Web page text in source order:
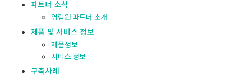
파트너 소식
영림원 파트너 소개
제품 및 서비스 정보
제품정보
서비스 정보
구축사례